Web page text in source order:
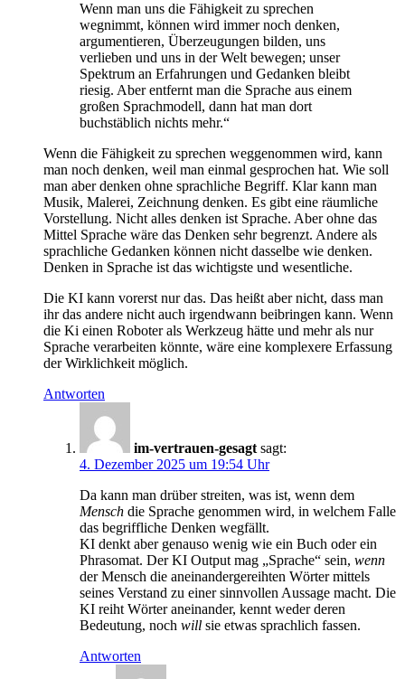
Wenn man uns die Fähigkeit zu sprechen
wegnimmt, können wird immer noch denken,
argumentieren, Überzeugungen bilden, uns
verlieben und uns in der Welt bewegen; unser
Spektrum an Erfahrungen und Gedanken bleibt
riesig. Aber entfernt man die Sprache aus einem
großen Sprachmodell, dann hat man dort
buchstäblich nichts mehr.“
Wenn die Fähigkeit zu sprechen weggenommen wird, kann
man noch denken, weil man einmal gesprochen hat. Wie soll
man aber denken ohne sprachliche Begriff. Klar kann man
Musik, Malerei, Zeichnung denken. Es gibt eine räumliche
Vorstellung. Nicht alles denken ist Sprache. Aber ohne das
Mittel Sprache wäre das Denken sehr begrenzt. Andere als
sprachliche Gedanken können nicht dasselbe wie denken.
Denken in Sprache ist das wichtigste und wesentliche.
Die KI kann vorerst nur das. Das heißt aber nicht, dass man
ihr das andere nicht auch irgendwann beibringen kann. Wenn
die Ki einen Roboter als Werkzeug hätte und mehr als nur
Sprache verarbeiten könnte, wäre eine komplexere Erfassung
der Wirklichkeit möglich.
Antworten
im-vertrauen-gesagt sagt:
4. Dezember 2025 um 19:54 Uhr
Da kann man drüber streiten, was ist, wenn dem
Mensch die Sprache genommen wird, in welchem Falle
das begriffliche Denken wegfällt.
KI denkt aber genauso wenig wie ein Buch oder ein
Phrasomat. Der KI Output mag „Sprache“ sein, wenn
der Mensch die aneinandergereihten Wörter mittels
seines Verstand zu einer sinnvollen Aussage macht. Die
KI reiht Wörter aneinander, kennt weder deren
Bedeutung, noch will sie etwas sprachlich fassen.
Antworten